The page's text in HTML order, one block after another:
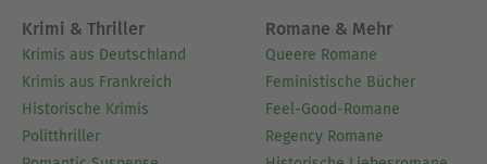
Krimi & Thriller
Krimis aus Deutschland
Krimis aus Frankreich
Historische Krimis
Politthriller
Romane & Mehr
Queere Romane
Feministische Bücher
Feel-Good-Romane
Regency Romane